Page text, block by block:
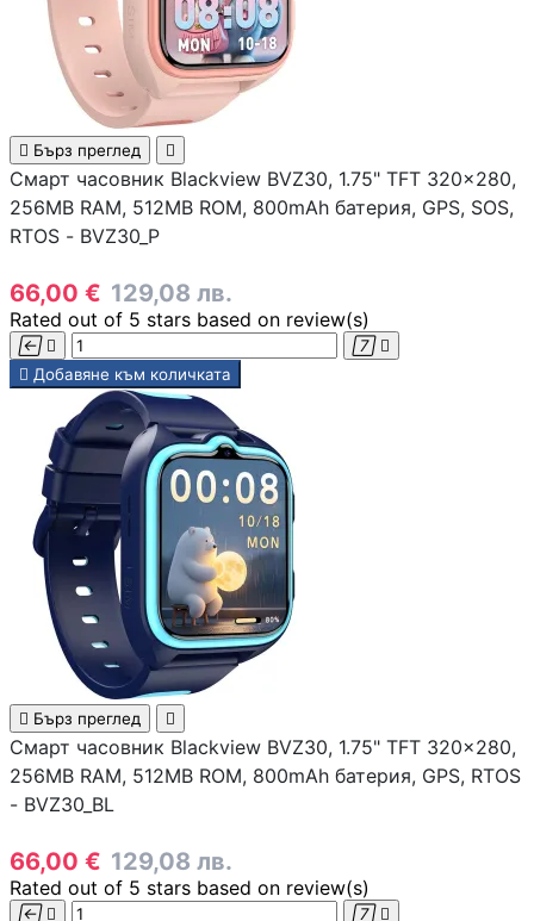
Външни дискове
кутийки
принтери
 Бърз преглед 
Смарт часовник Blackview BVZ30, 1.75" TFT 320x280,
256MB RAM, 512MB ROM, 800mAh батерия, GPS, SOS,
RTOS - BVZ30_P
66,00 € 129,08 лв.
Rated out of 5 stars based on review(s)
   
 Добавяне към количката
 Бърз преглед 
Смарт часовник Blackview BVZ30, 1.75" TFT 320x280,
256MB RAM, 512MB ROM, 800mAh батерия, GPS, RTOS
- BVZ30_BL
66,00 € 129,08 лв.
Rated out of 5 stars based on review(s)
   